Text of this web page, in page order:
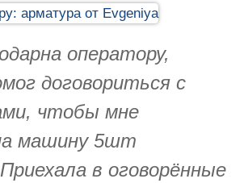
оператору,
договориться с
чтобы мне
машину 5шт
в оговорённые